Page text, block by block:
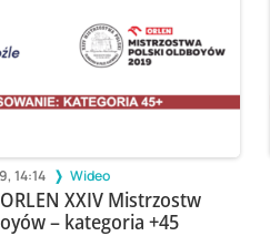
14:14 Wideo
XXIV Mistrzostw
– kategoria +45